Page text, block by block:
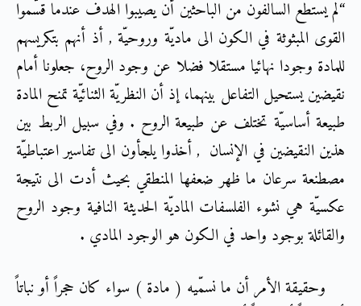
“لم يستطع السالفون من الباحثين أن يصيبوا الهدف عندما قسّموا
القوى المبثوثة في الكون الى ماديّة وروحيّة , أذ أنهم بتكريسهم
للمادة وجودا نهائيا مستقلا فضلا عن وجود الروح، جعلونا أمام
نقيضين يستحيل التفاعل بينهما، إذ أن النظريّة الثنائيّة تمنح المادة
طبيعة أساسيّة تختلف عن طبيعة الروح . وفي سبيل الربط بين
هذين النقيضين في الإنسان , أخذوا يلجأون الى تفاسير اعتباطيّة
مصطنعة سرعان ما ظهر ضعفها المنطقي بحيث أدت الى نتيجة
عكسيّة هي نشوء الفلسفات الماديّة الحديثة النافية وجود الروح
والقائلة بوجود واحد في الكون هو الوجود المادي .
وحقيقة الأمر أن ما نسمّيه ( مادة ) سواء كان حجراً أو نباتاً